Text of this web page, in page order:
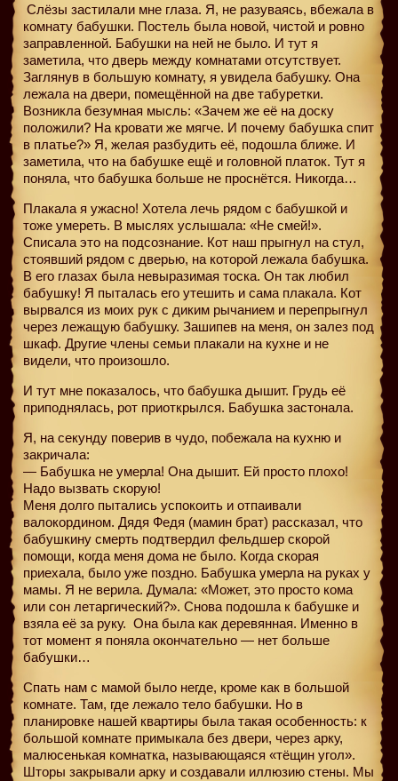
Слёзы застилали мне глаза. Я, не разуваясь, вбежала в
комнату бабушки. Постель была новой, чистой и ровно
заправленной. Бабушки на ней не было. И тут я
заметила, что дверь между комнатами отсутствует.
Заглянув в большую комнату, я увидела бабушку. Она
лежала на двери, помещённой на две табуретки.
Возникла безумная мысль: «Зачем же её на доску
положили? На кровати же мягче. И почему бабушка спит
в платье?» Я, желая разбудить её, подошла ближе. И
заметила, что на бабушке ещё и головной платок. Тут я
поняла, что бабушка больше не проснётся. Никогда…
Плакала я ужасно! Хотела лечь рядом с бабушкой и
тоже умереть. В мыслях услышала: «Не смей!».
Списала это на подсознание. Кот наш прыгнул на стул,
стоявший рядом с дверью, на которой лежала бабушка.
В его глазах была невыразимая тоска. Он так любил
бабушку! Я пыталась его утешить и сама плакала. Кот
вырвался из моих рук с диким рычанием и перепрыгнул
через лежащую бабушку. Зашипев на меня, он залез под
шкаф. Другие члены семьи плакали на кухне и не
видели, что произошло.
И тут мне показалось, что бабушка дышит. Грудь её
приподнялась, рот приоткрылся. Бабушка застонала.
Я, на секунду поверив в чудо, побежала на кухню и
закричала:
— Бабушка не умерла! Она дышит. Ей просто плохо!
Надо вызвать скорую!
Меня долго пытались успокоить и отпаивали
валокордином. Дядя Федя (мамин брат) рассказал, что
бабушкину смерть подтвердил фельдшер скорой
помощи, когда меня дома не было. Когда скорая
приехала, было уже поздно. Бабушка умерла на руках у
мамы. Я не верила. Думала: «Может, это просто кома
или сон летаргический?». Снова подошла к бабушке и
взяла её за руку. Она была как деревянная. Именно в
тот момент я поняла окончательно — нет больше
бабушки…
Спать нам с мамой было негде, кроме как в большой
комнате. Там, где лежало тело бабушки. Но в
планировке нашей квартиры была такая особенность: к
большой комнате примыкала без двери, через арку,
малюсенькая комнатка, называющаяся «тёщин угол».
Шторы закрывали арку и создавали иллюзию стены. Мы